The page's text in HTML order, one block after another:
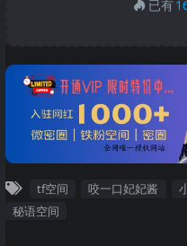
已有
tf空间 咬一口妃妃酱
秘语空间